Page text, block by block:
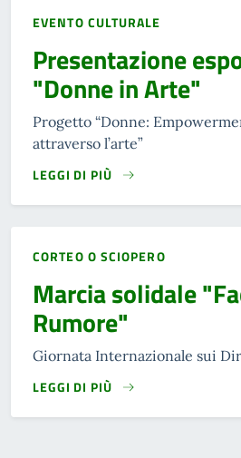
EVENTO CULTURALE
Presentazione
"Donne in Arte"
Progetto “Donne:
attraverso l’arte”
LEGGI DI PIÙ
CORTEO O SCIOPERO
Marcia solidale
Rumore"
Giornata Internazionale sui
LEGGI DI PIÙ